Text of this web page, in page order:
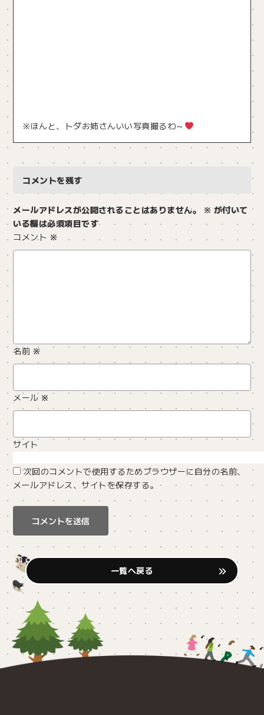
※ほんと、トダお姉さんいい写真撮るわ～
コメントを残す
メールアドレスが公開されることはありません。 ※ が付いて
いる欄は必須項目です
コメント ※
名前 ※
メール※
サイト
次回のコメントで使用するためブラウザーに自分の名前、
メールアドレス、サイトを保存する。
一覧へ戻る